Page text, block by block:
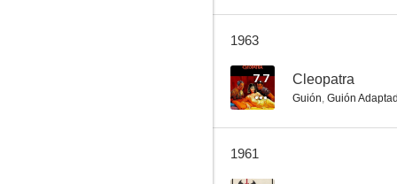
1963
7.7 Cleopatra
Guión, Guión
1961